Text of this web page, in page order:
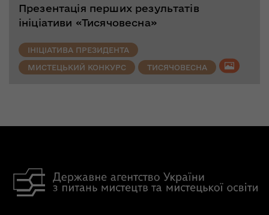
Презентація перших результатів
ініціативи «Тисячовесна»
ІНІЦІАТИВА ПРЕЗИДЕНТА
МИСТЕЦЬКИЙ КОНКУРС ТИСЯЧОВЕСНА